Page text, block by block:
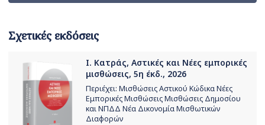
Σχετικές εκδόσεις
Ι. Κατράς, Αστικές και Νέες εμπορικές
μισθώσεις, 5η έκδ., 2026
Περιέχει: Μισθώσεις Αστικού Κώδικα Νέες
Εμπορικές Μισθώσεις Μισθώσεις Δημοσίου
και ΝΠΔΔ Νέα Δικονομία Μισθωτικών
Διαφορών